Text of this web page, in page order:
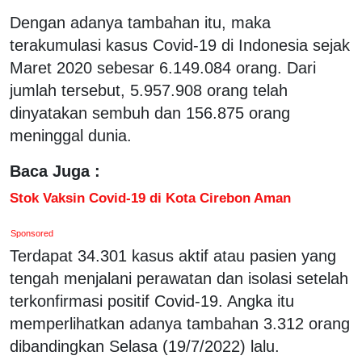
Dengan adanya tambahan itu, maka
terakumulasi kasus Covid-19 di Indonesia sejak
Maret 2020 sebesar 6.149.084 orang. Dari
jumlah tersebut, 5.957.908 orang telah
dinyatakan sembuh dan 156.875 orang
meninggal dunia.
Baca Juga :
Stok Vaksin Covid-19 di Kota Cirebon Aman
Sponsored
Terdapat 34.301 kasus aktif atau pasien yang
tengah menjalani perawatan dan isolasi setelah
terkonfirmasi positif Covid-19. Angka itu
memperlihatkan adanya tambahan 3.312 orang
dibandingkan Selasa (19/7/2022) lalu.